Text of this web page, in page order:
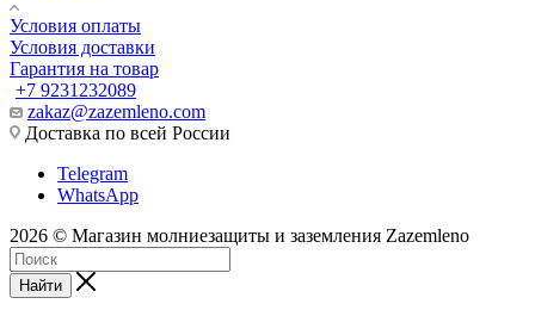
Условия оплаты
Условия доставки
Гарантия на товар
+7 9231232089
zakaz@zazemleno.com
Доставка по всей России
Telegram
WhatsApp
2026 © Магазин молниезащиты и заземления Zazemleno
Найти